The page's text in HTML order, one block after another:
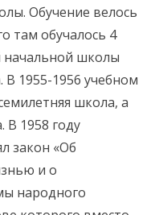
Обучение велось
там обучалось 4
начальной школы
1955-1956 учебном
школа, а
1958 году
закон «Об
и о
народного